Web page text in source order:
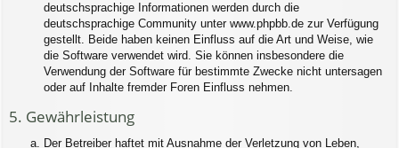
deutschsprachige Informationen werden durch die
deutschsprachige Community unter www.phpbb.de zur Verfügung
gestellt. Beide haben keinen Einfluss auf die Art und Weise, wie
die Software verwendet wird. Sie können insbesondere die
Verwendung der Software für bestimmte Zwecke nicht untersagen
oder auf Inhalte fremder Foren Einfluss nehmen.
5. Gewährleistung
Der Betreiber haftet mit Ausnahme der Verletzung von Leben,